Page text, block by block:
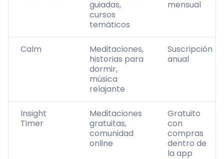
guiadas,
cursos
temáticos
mensual
Calm
Meditaciones,
historias para
dormir,
música
relajante
Suscripción
anual
Insight
Timer
Meditaciones
gratuitas,
comunidad
online
Gratuito
con
compras
dentro de
la app